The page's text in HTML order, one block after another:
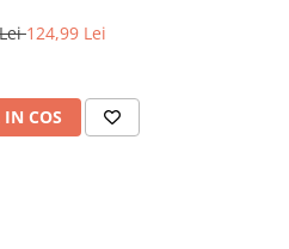
124,99 Lei
COS